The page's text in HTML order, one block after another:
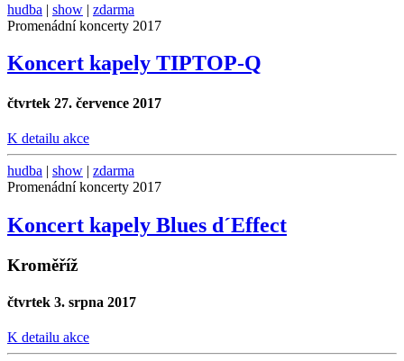
hudba | show | zdarma
Promenádní koncerty 2017
Koncert kapely TIPTOP-Q
čtvrtek 27. července 2017
K detailu akce
hudba | show | zdarma
Promenádní koncerty 2017
Koncert kapely Blues d´Effect
Kroměříž
čtvrtek 3. srpna 2017
K detailu akce